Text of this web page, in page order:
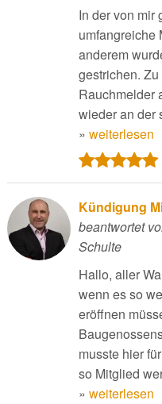
In der von mir
umfangreiche
anderem
gestrichen.
Rauchmelder
wieder an der
» weiterlesen
Kündigung
beantwortet
Schulte
Hallo, aller
wenn es so
eröffnen
musste hier
so Mitglied
» weiterlesen